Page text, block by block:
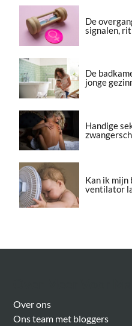
De
signalen,
De
jonge
Handige
Kan ik mijn
ventilator
Over ons
Ons team met bloggers